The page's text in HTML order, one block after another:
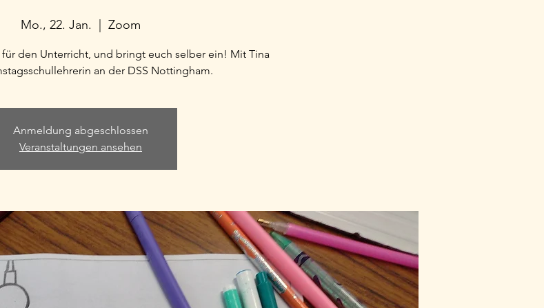
Mo., 22. Jan. Zoom
den Unterricht, und bringt euch selber ein! Mit Tina
an der DSS Nottingham.
Anmeldung abgeschlossen
Veranstaltungen ansehen